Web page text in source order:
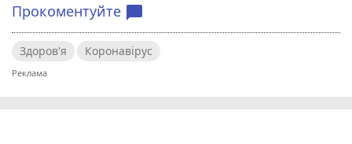
Прокоментуйте chat_bubble
Здоров'я Коронавірус